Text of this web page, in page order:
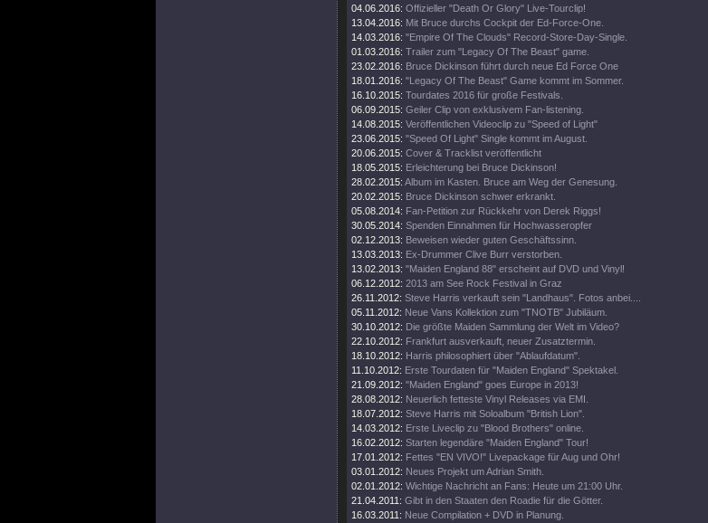
04.06.2016: Offizieller "Death Or Glory" Live-Tourclip!
13.04.2016: Mit Bruce durchs Cockpit der Ed-Force-One.
14.03.2016: "Empire Of The Clouds" Record-Store-Day-Single.
01.03.2016: Trailer zum "Legacy Of The Beast" game.
23.02.2016: Bruce Dickinson führt durch neue Ed Force One
18.01.2016: "Legacy Of The Beast" Game kommt im Sommer.
16.10.2015: Tourdates 2016 für große Festivals.
06.09.2015: Geiler Clip von exklusivem Fan-listening.
14.08.2015: Veröffentlichen Videoclip zu "Speed of Light"
23.06.2015: "Speed Of Light" Single kommt im August.
20.06.2015: Cover & Tracklist veröffentlicht
18.05.2015: Erleichterung bei Bruce Dickinson!
28.02.2015: Album im Kasten. Bruce am Weg der Genesung.
20.02.2015: Bruce Dickinson schwer erkrankt.
05.08.2014: Fan-Petition zur Rückkehr von Derek Riggs!
30.05.2014: Spenden Einnahmen für Hochwasseropfer
02.12.2013: Beweisen wieder guten Geschäftssinn.
13.03.2013: Ex-Drummer Clive Burr verstorben.
13.02.2013: "Maiden England 88" erscheint auf DVD und Vinyl!
06.12.2012: 2013 am See Rock Festival in Graz
26.11.2012: Steve Harris verkauft sein "Landhaus". Fotos anbei....
05.11.2012: Neue Vans Kollektion zum "TNOTB" Jubiläum.
30.10.2012: Die größte Maiden Sammlung der Welt im Video?
22.10.2012: Frankfurt ausverkauft, neuer Zusatztermin.
18.10.2012: Harris philosophiert über "Ablaufdatum".
11.10.2012: Erste Tourdaten für "Maiden England" Spektakel.
21.09.2012: "Maiden England" goes Europe in 2013!
28.08.2012: Neuerlich fetteste Vinyl Releases via EMI.
18.07.2012: Steve Harris mit Soloalbum "British Lion".
14.03.2012: Erste Liveclip zu "Blood Brothers" online.
16.02.2012: Starten legendäre "Maiden England" Tour!
17.01.2012: Fettes "EN VIVO!" Livepackage für Aug und Ohr!
03.01.2012: Neues Projekt um Adrian Smith.
02.01.2012: Wichtige Nachricht an Fans: Heute um 21:00 Uhr.
21.04.2011: Gibt in den Staaten den Roadie für die Götter.
16.03.2011: Neue Compilation + DVD in Planung.